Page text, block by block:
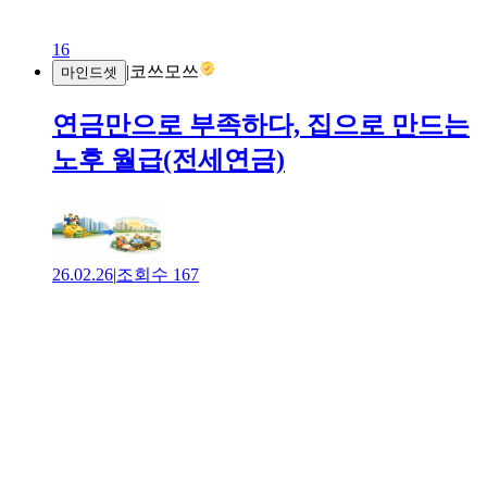
16
마인드셋 |코쓰모쓰
연금만으로 부족하다, 집으로 만드는
노후 월급(전세연금)
26.02.26|조회수 167